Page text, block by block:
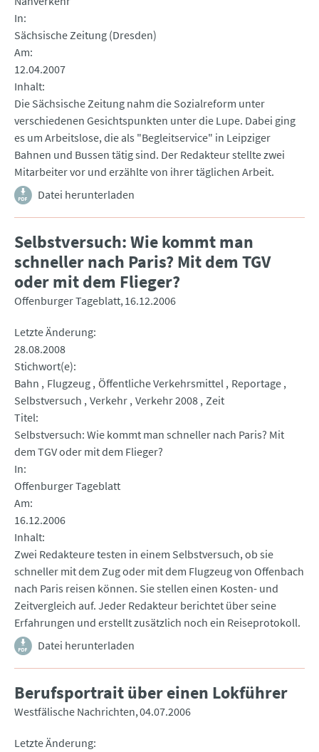
In
Sächsische Zeitung (Dresden)
Am
12.04.2007
Inhalt
Die Sächsische Zeitung nahm die Sozialreform unter
verschiedenen Gesichtspunkten unter die Lupe. Dabei ging
es um Arbeitslose, die als "Begleitservice" in Leipziger
Bahnen und Bussen tätig sind. Der Redakteur stellte zwei
Mitarbeiter vor und erzählte von ihrer täglichen Arbeit.
Datei herunterladen
Selbstversuch: Wie kommt man
schneller nach Paris? Mit dem TGV
oder mit dem Flieger?
Offenburger Tageblatt 16.12.2006
Letzte Änderung
28.08.2008
Stichwort(e)
Bahn
Flugzeug Öffentliche Verkehrsmittel Reportage
Selbstversuch Verkehr Verkehr 2008 Zeit
Titel
Selbstversuch: Wie kommt man schneller nach Paris? Mit
dem TGV oder mit dem Flieger?
In
Offenburger Tageblatt
Am
16.12.2006
Inhalt
Zwei Redakteure testen in einem Selbstversuch, ob sie
schneller mit dem Zug oder mit dem Flugzeug von Offenbach
nach Paris reisen können. Sie stellen einen Kosten- und
Zeitvergleich auf. Jeder Redakteur berichtet über seine
Erfahrungen und erstellt zusätzlich noch ein Reiseprotokoll.
Datei herunterladen
Berufsportrait über einen Lokführer
Westfälische Nachrichten 04.07.2006
Letzte Änderung